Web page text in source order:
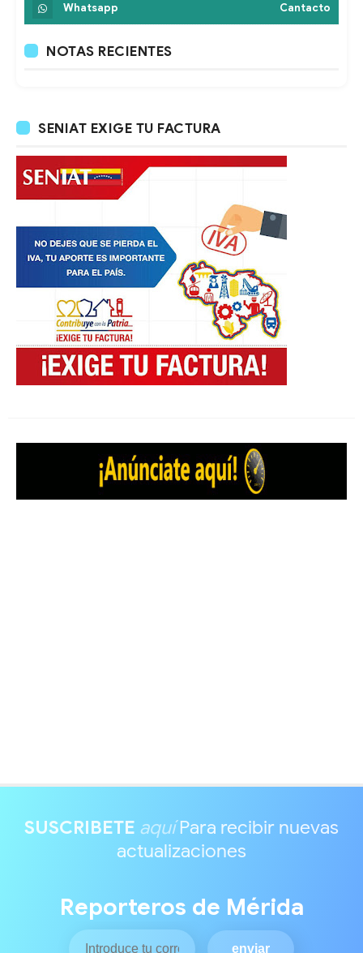
Whatsapp Cantacto
NOTAS RECIENTES
SENIAT EXIGE TU FACTURA
SUSCRIBETE aquíPara recibir nuevas
actualizaciones
Reporteros de Mérida